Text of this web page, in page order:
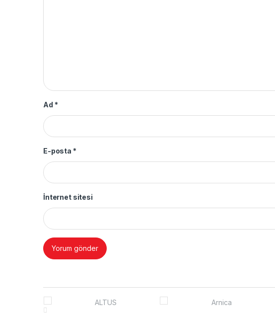
Ad *
E-posta *
İnternet sitesi
Brands Carousel